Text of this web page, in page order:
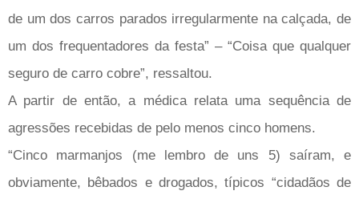
de um dos carros parados irregularmente na calçada, de
um dos frequentadores da festa” – “Coisa que qualquer
seguro de carro cobre”, ressaltou.
A partir de então, a médica relata uma sequência de
agressões recebidas de pelo menos cinco homens.
“Cinco marmanjos (me lembro de uns 5) saíram, e
obviamente, bêbados e drogados, típicos “cidadãos de